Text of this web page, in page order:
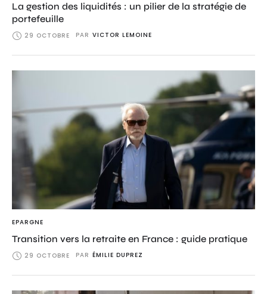
La gestion des liquidités : un pilier de la stratégie de
portefeuille
29 OCTOBRE PAR VICTOR LEMOINE
EPARGNE
Transition vers la retraite en France : guide pratique
29 OCTOBRE PAR ÉMILIE DUPREZ